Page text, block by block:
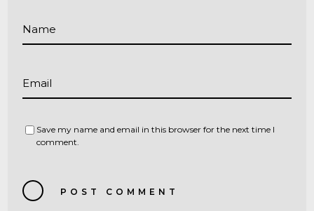
Name
Email
Save my name and email in this browser for the next time I
comment.